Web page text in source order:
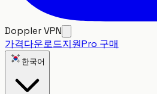
Doppler VPN
가격다운로드지원Pro 구매
한국어